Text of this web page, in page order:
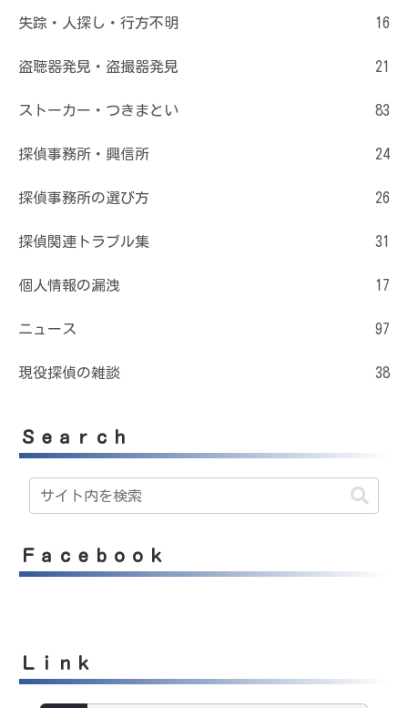
失踪・人探し・行方不明 16
盗聴器発見・盗撮器発見 21
ストーカー・つきまとい 83
探偵事務所・興信所 24
探偵事務所の選び方 26
探偵関連トラブル集 31
個人情報の漏洩 17
ニュース 97
現役探偵の雑談 38
Ｓｅａｒｃｈ
Ｆａｃｅｂｏｏｋ
Ｌｉｎｋ